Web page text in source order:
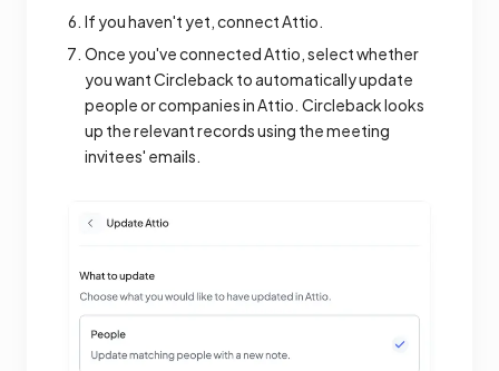
If you haven't yet, connect Attio.
Once you've connected Attio, select whether
you want Circleback to automatically update
people or companies in Attio. Circleback looks
up the relevant records using the meeting
invitees' emails.